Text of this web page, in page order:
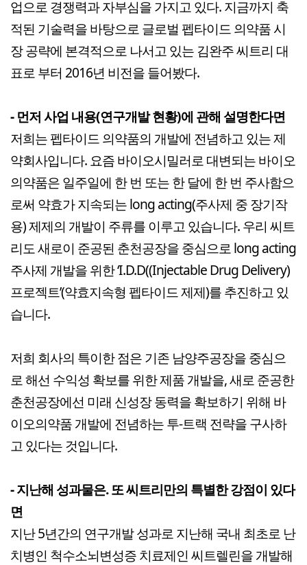
업으로 경쟁력과 자부심을 가지고 있다. 지금까지 축
적된 기술력을 바탕으로 글로벌 펩타이드 의약품 시
장 공략에 본격적으로 나서고 있는 김완주 씨트리 대
표로 부터 2016년 비전을 들어봤다.
- 먼저 사업 내용(연구개발 현황)에 관해 설명한다면
저희는 펩타이드 의약품의 개발에 전념하고 있는 제
약회사입니다. 요즘 바이오시밀러로 대변되는 바이오
의약품은 일주일에 한 번 또는 한 달에 한 번 주사함으
로써 약효가 지속되는 long acting(주사제 중 장기작
용) 제제의 개발이 주류를 이루고 있습니다. 우리 씨트
리도 새로이 준공된 춘천공장을 중심으로 long acting
주사제 개발을 위한 ‘I.D.D((Injectable Drug Delivery)
프로젝트’(약효지속형 펩타이드 제제)를 추진하고 있
습니다.
저희 회사의 특이한 점은 기존 남양주공장을 중심으
로 해선 수익성 확보를 위한 제품 개발을, 새로 준공한
춘천공장에선 미래 신성장 동력을 확보하기 위해 바
이오의약품 개발에 전념하는 투-트랙 전략을 구사하
고 있다는 것입니다.
- 지난해 성과물은. 또 씨트리만의 특별한 강점이 있다
면
지난 5년간의 연구개발 성과로 지난해 국내 최초로 난
치병인 척수소뇌변성증 치료제인 씨트렐린을 개발해